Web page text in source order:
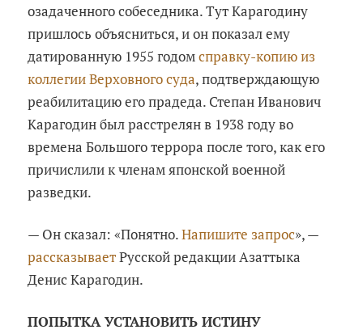
озадаченного собеседника. Тут Карагодину
пришлось объясниться, и он показал ему
датированную 1955 годомсправку-копию из
коллегии Верховного суда, подтверждающую
реабилитацию его прадеда. Степан Иванович
Карагодин был расстрелян в 1938 году во
времена Большого террора после того, как его
причислили к членам японской военной
разведки.
— Он сказал: «Понятно.Напишите запрос», —
рассказываетРусской редакции Азаттыка
Денис Карагодин.
ПОПЫТКА УСТАНОВИТЬ ИСТИНУ